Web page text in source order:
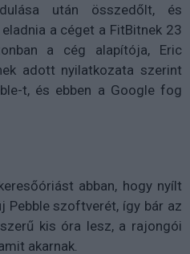
után összedőlt, és
a céget a FitBitnek 23
a cég alapítója, Eric
adott nyilatkozata szerint
t, és ebben a Google fog
abban, hogy nyílt
Pebble szoftverét, így bár az
kis óra lesz, a rajongói
akarnak.